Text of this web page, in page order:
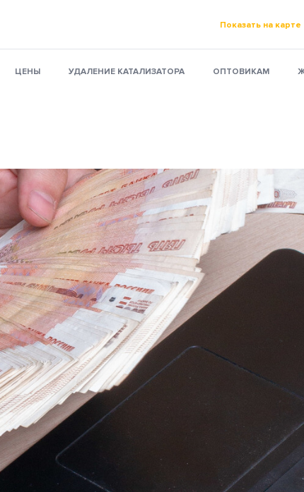
Показать на карте
ЦЕНЫ УДАЛЕНИЕ КАТАЛИЗАТОРА ОПТОВИКАМ